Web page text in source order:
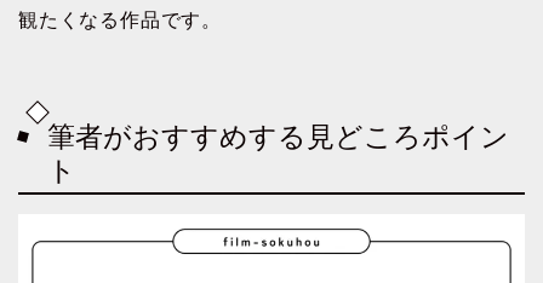
観たくなる作品です。
筆者がおすすめする見どころポイン
ト